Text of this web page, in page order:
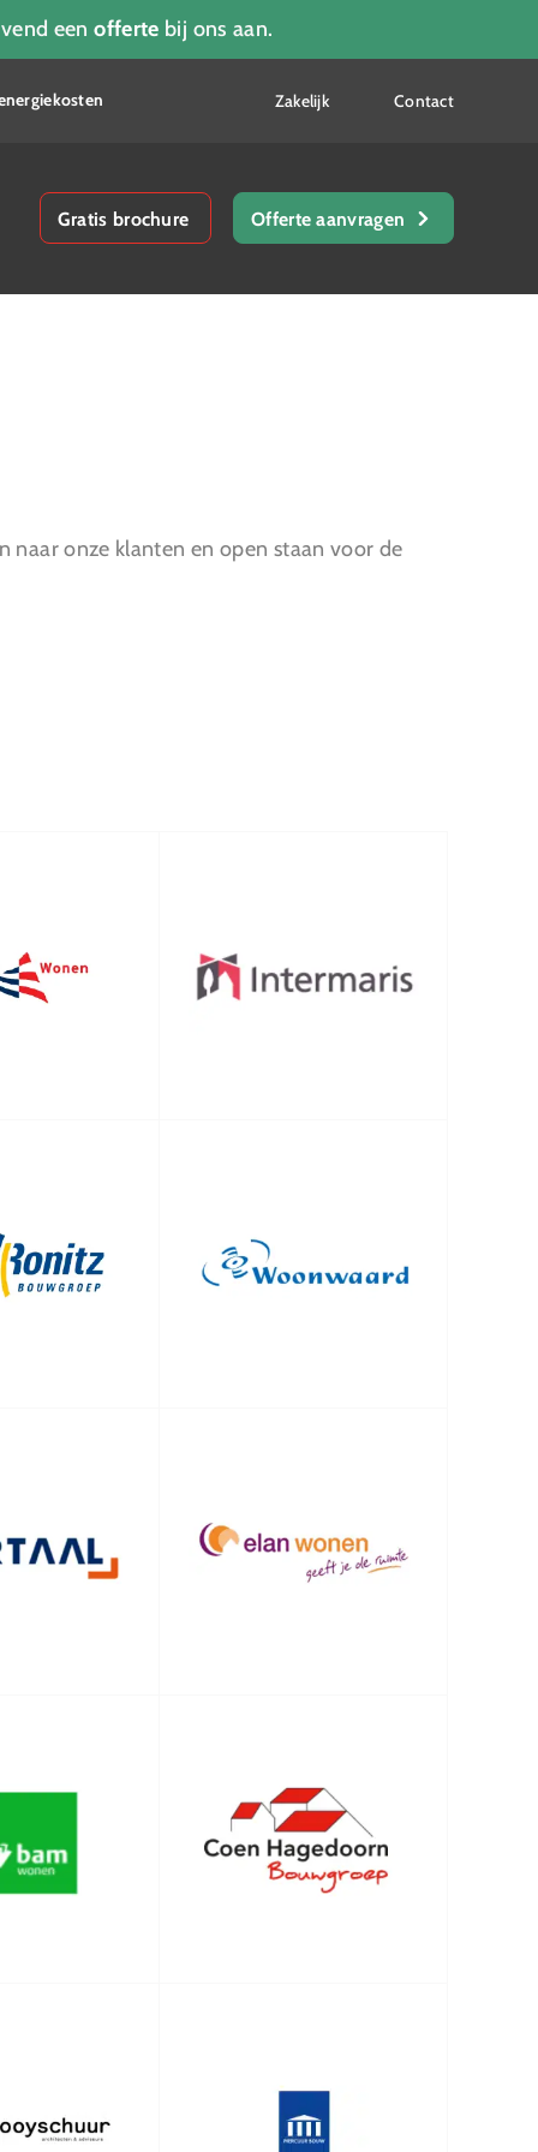
eenofferte bij ons aan.
Zakelijk Contact
Gratis brochure Offerte aanvragen
naar onze klanten en open staan voor de